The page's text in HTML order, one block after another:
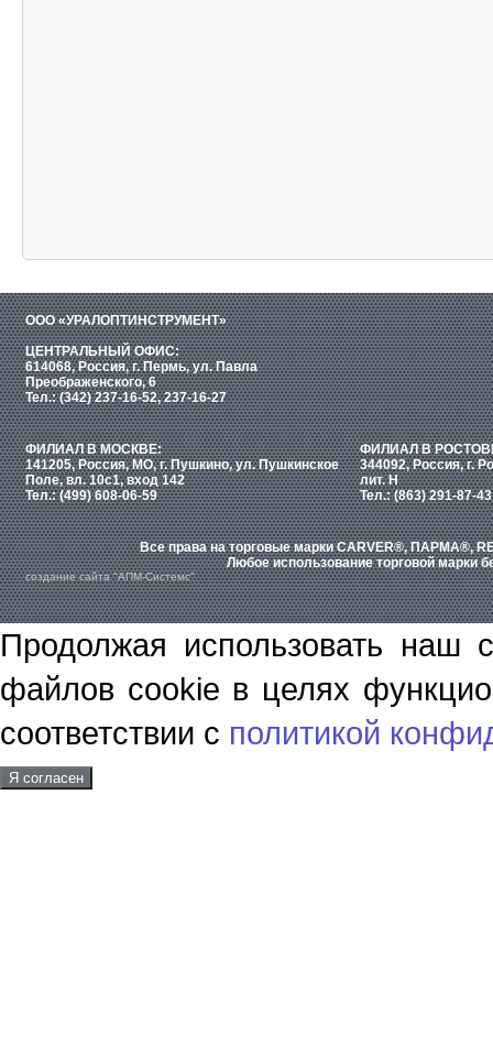
ООО «УРАЛОПТИНСТРУМЕНТ»
ЦЕНТРАЛЬНЫЙ ОФИС:
614068, Россия, г. Пермь, ул. Павла
Преображенского, 6
Тел.: (342) 237-16-52, 237-16-27
ФИЛИАЛ В МОСКВЕ:
141205, Россия, МО, г. Пушкино, ул. Пушкинское
Поле, вл. 10с1, вход 142
Тел.: (499) 608-06-59
ФИЛИАЛ В
344092, Россия, г.
лит. Н
Тел.: (863) 291-87-43
Все права на торговые марки CARVER®, ПАРМА®,
Любое использование торговой марки
создание сайта "АПМ-Системс"
Продолжая использовать наш
файлов cookie в целях
соответствии с политикой
Я согласен